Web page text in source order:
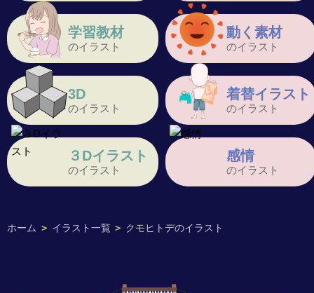
ホーム > イラスト一覧 > クモヒトデのイラスト
学習教材
のイラスト
動く素材
のイラスト
3D
のイラスト
着替イラスト
のイラスト
３Dイラスト
のイラスト
感情
のイラスト